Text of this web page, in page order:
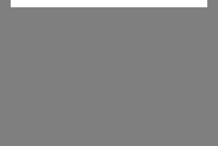
Monumente